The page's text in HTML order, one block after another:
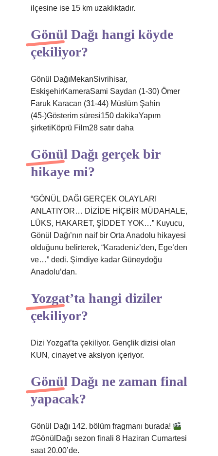
ilçesine ise 15 km uzaklıktadır.
Gönül Dağı hangi köyde
çekiliyor?
Gönül DağıMekanSivrihisar,
EskişehirKameraSami Saydan (1-30) Ömer
Faruk Karacan (31-44) Müslüm Şahin
(45-)Gösterim süresi150 dakikaYapım
şirketiKöprü Film28 satır daha
Gönül Dağı gerçek bir
hikaye mi?
“GÖNÜL DAĞI GERÇEK OLAYLARI
ANLATIYOR… DİZİDE HİÇBİR MÜDAHALE,
LÜKS, HAKARET, ŞİDDET YOK…” Kuyucu,
Gönül Dağı’nın naif bir Orta Anadolu hikayesi
olduğunu belirterek, “Karadeniz’den, Ege’den
ve…” dedi. Şimdiye kadar Güneydoğu
Anadolu’dan.
Yozgat’ta hangi diziler
çekiliyor?
Dizi Yozgat’ta çekiliyor. Gençlik dizisi olan
KUN, cinayet ve aksiyon içeriyor.
Gönül Dağı ne zaman final
yapacak?
Gönül Dağı 142. bölüm fragmanı burada!
#GönülDağı sezon finali 8 Haziran Cumartesi
saat 20.00’de.